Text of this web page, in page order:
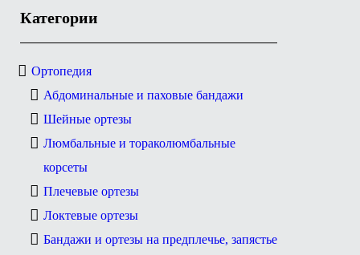
Категории
Ортопедия
Абдоминальные и паховые бандажи
Шейные ортезы
Люмбальные и тораколюмбальные
корсеты
Плечевые ортезы
Локтевые ортезы
Бандажи и ортезы на предплечье, запястье